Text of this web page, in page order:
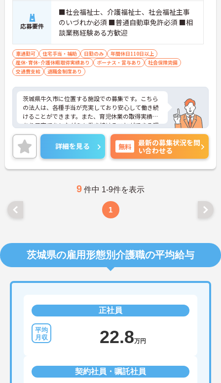
応募要件
■社会福祉士、介護福祉士、社会福祉主事
のいづれか必須 ■普通自動車免許必須 ■相
談業務経験ある方歓迎
車通勤可 住宅手当・補助 日勤のみ
年間休日110日以上
産休･育休･介護休暇取得実績あり
ボーナス・賞与あり
社会保険完備
交通費支給
退職金制度あり
茨城県牛久市に位置する施設での募集です。こちら
の法人は、各種手当が充実しており安心して働き続
けることができます。また、育児休業の取得実績も
あり子育てをしながらも働き続けることができる環
境です。ご興味のある方はご面接のポイントをお伝
えしますので、お気軽にお問い合わせください。
詳細を見る 無料
最新の募集状況を問
い合わせる
9 件中 1-9件を表示
1
茨城県の雇用形態別介護職の平均給与
正社員
22.8万円
契約社員・嘱託社員